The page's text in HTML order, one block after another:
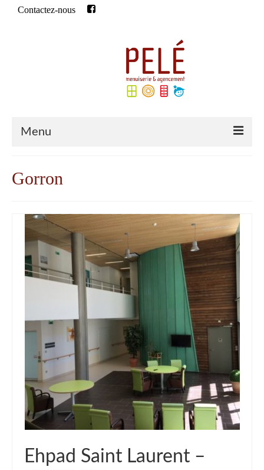
Contactez-nous
Menu
Historique
Notre équipe
Qualifications de l’entreprise
Domaines d’intervention
Menuiseries intérieures
Agencements & Mobiliers
Menuiseries extérieures
Réalisations
Promotions immobilière
Magasins
Particuliers
Gorron
Ehpad Saint Laurent –